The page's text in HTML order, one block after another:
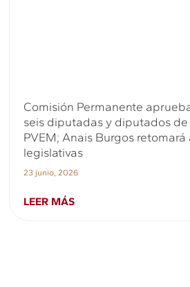
Comisión Permanente
seis diputadas y diputados
PVEM; Anais Burgos
legislativas
23 junio, 2026
LEER MÁS